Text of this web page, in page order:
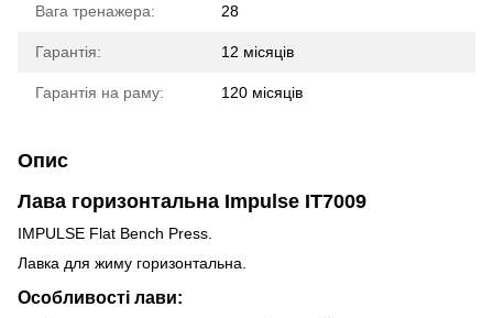
Вага тренажера: 28
Гарантія: 12 місяців
Гарантія на раму: 120 місяців
Опис
Лава горизонтальна Impulse IT7009
IMPULSE Flat Bench Press.
Лавка для жиму горизонтальна.
Особливості лави: